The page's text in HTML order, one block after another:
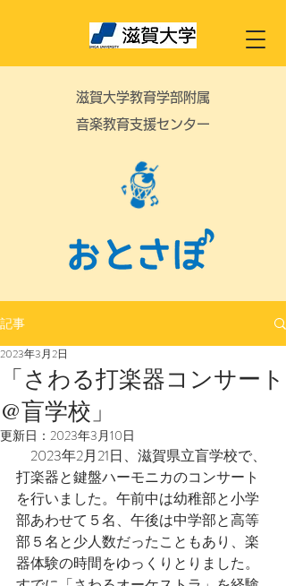
滋賀大学教育学部附属
音楽教育支援センター
記事
「さわる打楽器コンサート
@盲学校」
2023年3月2日
更新日： 2023年3月10日
2023年2月21日、滋賀県立盲学校で、
打楽器と鍵盤ハーモニカのコンサート
を行いました。午前中は幼稚部と小学
部あわせて５名、午後は中学部と高等
部５名と少人数だったこともあり、楽
器体験の時間をゆっくりとりました。